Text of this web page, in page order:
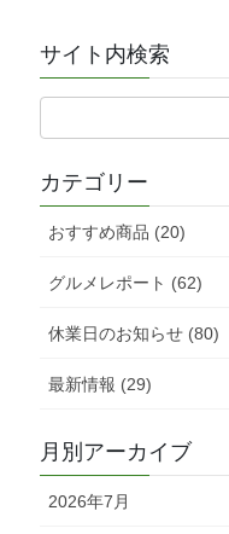
サイト内検索
カテゴリー
おすすめ商品 (20)
グルメレポート (62)
休業日のお知らせ (80)
最新情報 (29)
月別アーカイブ
2026年7月